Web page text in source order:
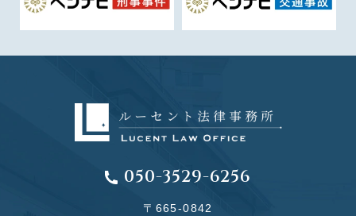
050-3529-6256
〒665-0842